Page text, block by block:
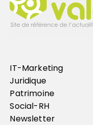
IT-Marketing
Juridique
Patrimoine
Social-RH
Newsletter